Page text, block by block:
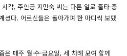
각, 주인공 지만숙 씨는 다른 일로 출타 중
셨다. 어르신들은 돌아가며 한 마디씩 보탰
은 매주 월·수·금요일, 세 차례 모여 함께